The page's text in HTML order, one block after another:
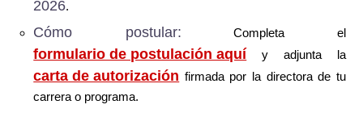
2026.
Cómo postular: Completa el
formulario de postulación aquí y adjunta la
carta de autorización firmada por la directora de tu
carrera o programa.